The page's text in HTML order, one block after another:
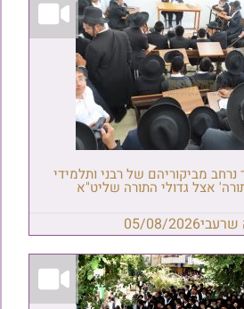
נרחב מביקוריהם של רבני ותלמידי
אצל גדולי התורה שליט"א
05/08/2026